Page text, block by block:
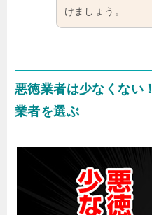
けましょう。
悪徳業者は少なくない
業者を選ぶ